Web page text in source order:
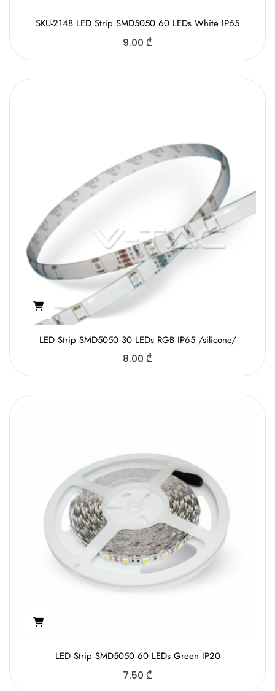
SKU-2148 LED Strip SMD5050 60 LEDs White IP65
9.00 ₾
LED Strip SMD5050 30 LEDs RGB IP65 /silicone/
8.00 ₾
LED Strip SMD5050 60 LEDs Green IP20
7.50 ₾